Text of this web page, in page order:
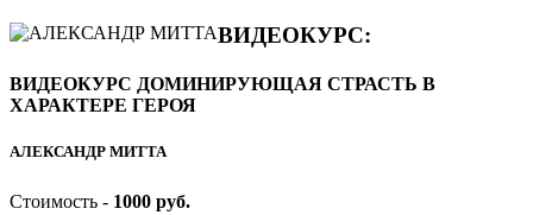
ВИДЕОКУРС:
ВИДЕОКУРС ДОМИНИРУЮЩАЯ СТРАСТЬ В
ХАРАКТЕРЕ ГЕРОЯ
АЛЕКСАНДР МИТТА
Стоимость - 1000 руб.